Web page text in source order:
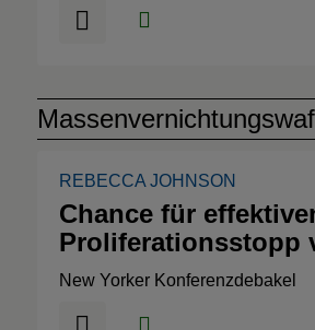
REBECCA JOHNSON
Chance für
Proliferationsstopp
New Yorker Konferenzdebakel